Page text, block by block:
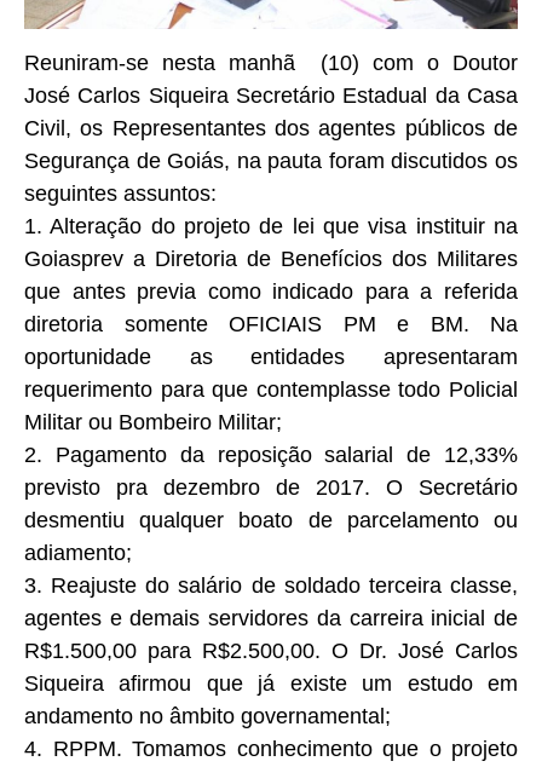
Reuniram-se nesta manhã (10) com o Doutor
José Carlos Siqueira Secretário Estadual da Casa
Civil, os Representantes dos agentes públicos de
Segurança de Goiás, na pauta foram discutidos os
seguintes assuntos:
1. Alteração do projeto de lei que visa instituir na
Goiasprev a Diretoria de Benefícios dos Militares
que antes previa como indicado para a referida
diretoria somente OFICIAIS PM e BM. Na
oportunidade as entidades apresentaram
requerimento para que contemplasse todo Policial
Militar ou Bombeiro Militar;
2. Pagamento da reposição salarial de 12,33%
previsto pra dezembro de 2017. O Secretário
desmentiu qualquer boato de parcelamento ou
adiamento;
3. Reajuste do salário de soldado terceira classe,
agentes e demais servidores da carreira inicial de
R$1.500,00 para R$2.500,00. O Dr. José Carlos
Siqueira afirmou que já existe um estudo em
andamento no âmbito governamental;
4. RPPM. Tomamos conhecimento que o projeto